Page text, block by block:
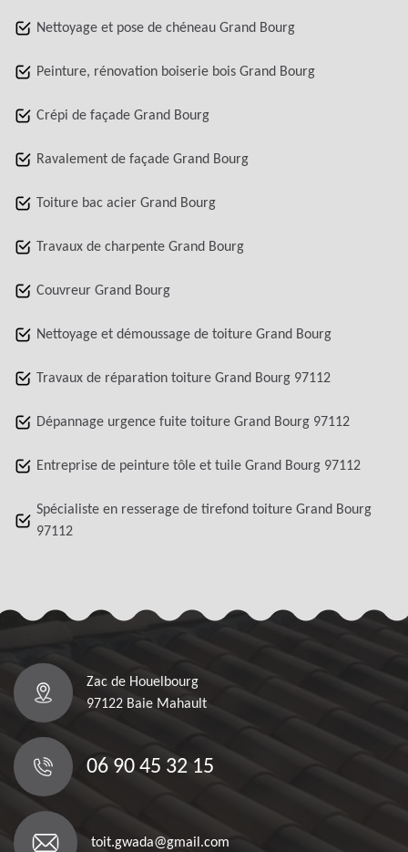
Nettoyage et pose de chéneau Grand Bourg
Peinture, rénovation boiserie bois Grand Bourg
Crépi de façade Grand Bourg
Ravalement de façade Grand Bourg
Toiture bac acier Grand Bourg
Travaux de charpente Grand Bourg
Couvreur Grand Bourg
Nettoyage et démoussage de toiture Grand Bourg
Travaux de réparation toiture Grand Bourg 97112
Dépannage urgence fuite toiture Grand Bourg 97112
Entreprise de peinture tôle et tuile Grand Bourg 97112
Spécialiste en resserage de tirefond toiture Grand Bourg
97112
Zac de Houelbourg
97122 Baie Mahault
06 90 45 32 15
toit.gwada@gmail.com